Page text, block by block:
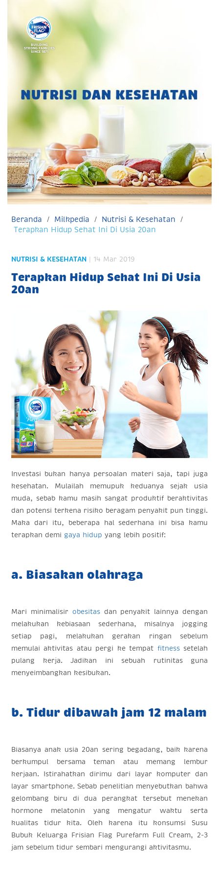
BUILDING
STRONG FAMILIES
SINCE 1871
Beranda Milkpedia
Nutrisi & Kesehatan
Terapkan Hidup Sehat Ini Di Usia 20an
NUTRISI & KESEHATAN | 14 Mar 2019
Terapkan Hidup Sehat Ini Di Usia
20an
Investasi bukan hanya persoalan materi saja, tapi juga
kesehatan. Mulailah memupuk keduanya sejak usia
muda, sebab kamu masih sangat produktif beraktivitas
dan potensi terkena risiko beragam penyakit pun tinggi.
Maka dari itu, beberapa hal sederhana ini bisa kamu
terapkan demi gaya hidup yang lebih positif:
a. Biasakan olahraga
Mari minimalisir obesitas dan penyakit lainnya dengan
melakukan kebiasaan sederhana, misalnya jogging
setiap pagi, melakukan gerakan ringan sebelum
memulai aktivitas atau pergi ke tempat fitness setelah
pulang kerja. Jadikan ini sebuah rutinitas guna
menyeimbangkan kesibukan.
b. Tidur dibawah jam 12 malam
Biasanya anak usia 20an sering begadang, baik karena
berkumpul bersama teman atau memang lembur
kerjaan. Istirahatkan dirimu dari layar komputer dan
layar smartphone. Sebab penelitian menyebutkan bahwa
gelombang biru di dua perangkat tersebut menekan
hormone melatonin yang mengatur waktu serta
kualitas tidur kita. Oleh karena itu konsumsi Susu
Bubuk Keluarga Frisian Flag Purefarm Full Cream, 2-3
jam sebelum tidur sembari mengurangi aktivitasmu.